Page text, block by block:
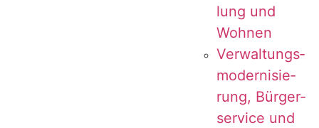
lung und
Wohnen
Ver­wal­tungs­
mo­der­ni­sie­
rung, Bür­ger­
ser­vice und